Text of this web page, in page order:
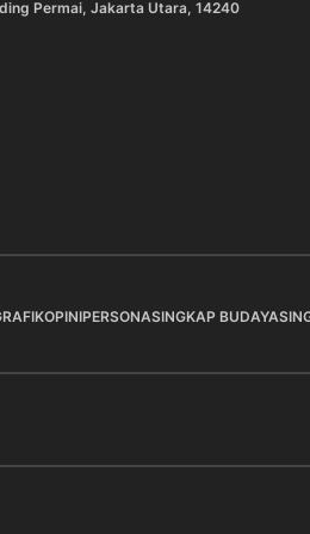
Permai, Jakarta Utara, 14240
OPINIPERSONASINGKAP BUDAYA